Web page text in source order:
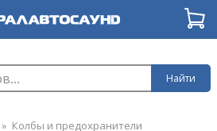
Найти
» Колбы и предохранители